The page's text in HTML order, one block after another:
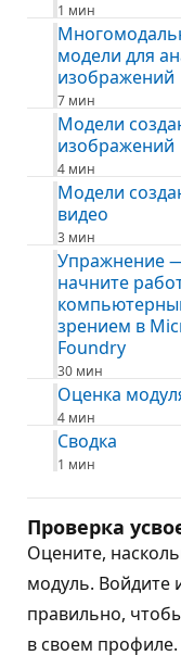
1 мин
модели для
изображений
7 мин
Модели
изображений
4 мин
Модели
видео
3 мин
Упражнение
начните
зрением в
Foundry
30 мин
Оценка
4 мин
Сводка
1 мин
Проверка
Оцените,
модуль. Войдите
правильно,
в своем профиле.